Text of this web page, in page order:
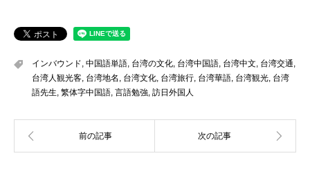
インバウンド, 中国語単語, 台湾の文化, 台湾中国語, 台湾中文, 台湾交通,
台湾人観光客, 台湾地名 , 台湾文化, 台湾旅行, 台湾華語, 台湾観光, 台湾
語先生, 繁体字中国語, 言語勉強, 訪日外国人